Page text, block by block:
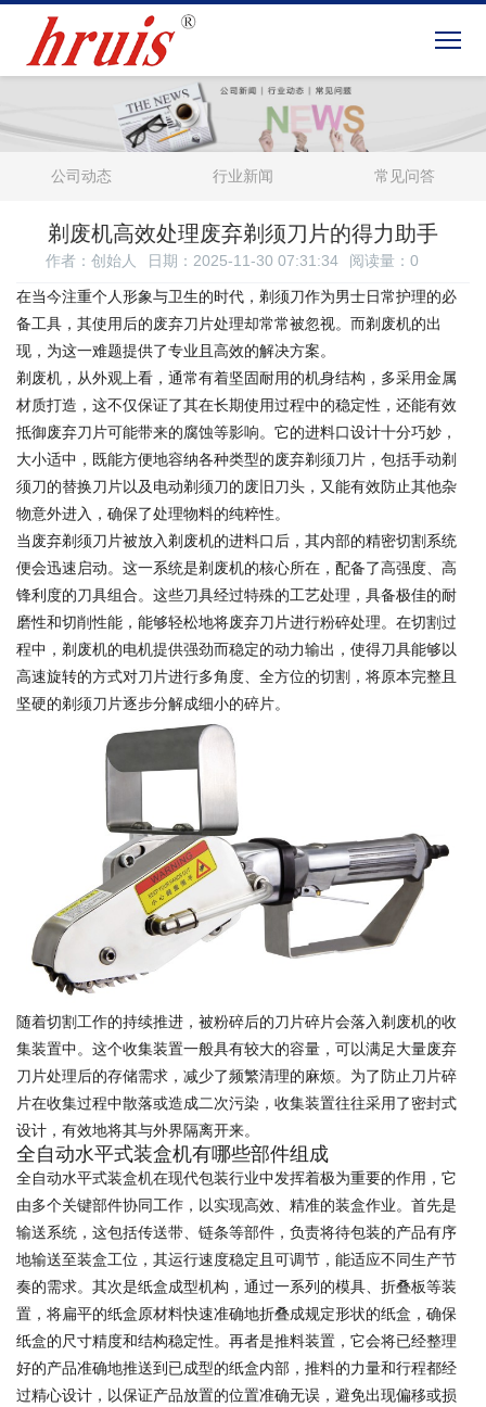
公司动态 行业新闻 常见问答
剃废机高效处理废弃剃须刀片的得力助手
作者：创始人 日期：2025-11-30 07:31:34 阅读量： 0
在当今注重个人形象与卫生的时代，剃须刀作为男士日常护理的必
备工具，其使用后的废弃刀片处理却常常被忽视。而剃废机的出
现，为这一难题提供了专业且高效的解决方案。
剃废机，从外观上看，通常有着坚固耐用的机身结构，多采用金属
材质打造，这不仅保证了其在长期使用过程中的稳定性，还能有效
抵御废弃刀片可能带来的腐蚀等影响。它的进料口设计十分巧妙，
大小适中，既能方便地容纳各种类型的废弃剃须刀片，包括手动剃
须刀的替换刀片以及电动剃须刀的废旧刀头，又能有效防止其他杂
物意外进入，确保了处理物料的纯粹性。
当废弃剃须刀片被放入剃废机的进料口后，其内部的精密切割系统
便会迅速启动。这一系统是剃废机的核心所在，配备了高强度、高
锋利度的刀具组合。这些刀具经过特殊的工艺处理，具备极佳的耐
磨性和切削性能，能够轻松地将废弃刀片进行粉碎处理。在切割过
程中，剃废机的电机提供强劲而稳定的动力输出，使得刀具能够以
高速旋转的方式对刀片进行多角度、全方位的切割，将原本完整且
坚硬的剃须刀片逐步分解成细小的碎片。
随着切割工作的持续推进，被粉碎后的刀片碎片会落入剃废机的收
集装置中。这个收集装置一般具有较大的容量，可以满足大量废弃
刀片处理后的存储需求，减少了频繁清理的麻烦。为了防止刀片碎
片在收集过程中散落或造成二次污染，收集装置往往采用了密封式
设计，有效地将其与外界隔离开来。
全自动水平式装盒机有哪些部件组成
全自动水平式装盒机在现代包装行业中发挥着极为重要的作用，它
由多个关键部件协同工作，以实现高效、精准的装盒作业。首先是
输送系统，这包括传送带、链条等部件，负责将待包装的产品有序
地输送至装盒工位，其运行速度稳定且可调节，能适应不同生产节
奏的需求。其次是纸盒成型机构，通过一系列的模具、折叠板等装
置，将扁平的纸盒原材料快速准确地折叠成规定形状的纸盒，确保
纸盒的尺寸精度和结构稳定性。再者是推料装置，它会将已经整理
好的产品准确地推送到已成型的纸盒内部，推料的力量和行程都经
过精心设计，以保证产品放置的位置准确无误，避免出现偏移或损